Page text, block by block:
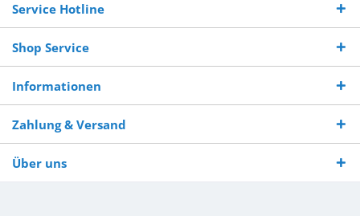
Service Hotline
Shop Service
Informationen
Zahlung & Versand
Über uns